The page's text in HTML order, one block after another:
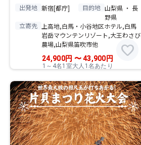
出発地 新宿[都庁] 目的地 山梨県 ・ 長
野県
立寄先
上高地,白馬・小谷地区ホテル,白馬
岩岳マウンテンリゾート,大王わさび
農場,山梨県笛吹市他
24,900円 〜43,900 円
1～4名1室大人1名あたり
favorite